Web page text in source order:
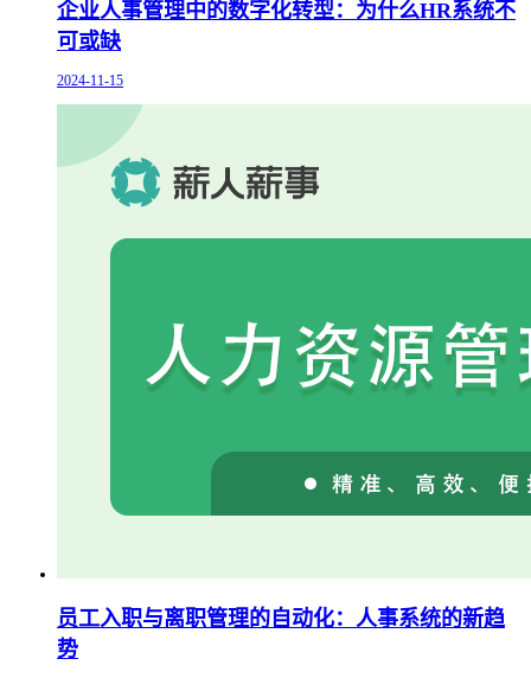
企业人事管理中的数字化转型：为什么HR系统不
可或缺
2024-11-15
员工入职与离职管理的自动化：人事系统的新趋
势